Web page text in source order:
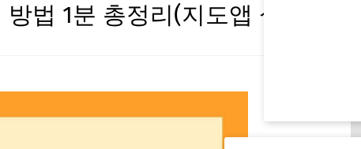
법 1분 총정리(지도앱 설치)